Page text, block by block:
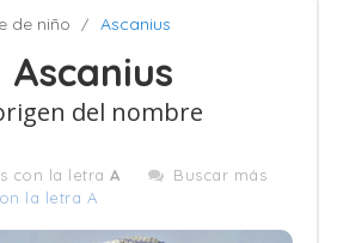
de niño Ascanius
del nombre
con la letra A
Buscar más
la letra A